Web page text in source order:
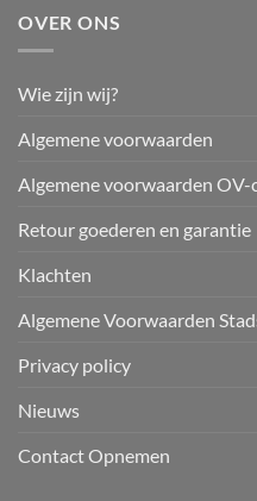
OVER ONS
Wie zijn wij?
Algemene voorwaarden
Algemene voorwaarden
Retour goederen en garantie
Klachten
Algemene Voorwaarden
Privacy policy
Nieuws
Contact Opnemen